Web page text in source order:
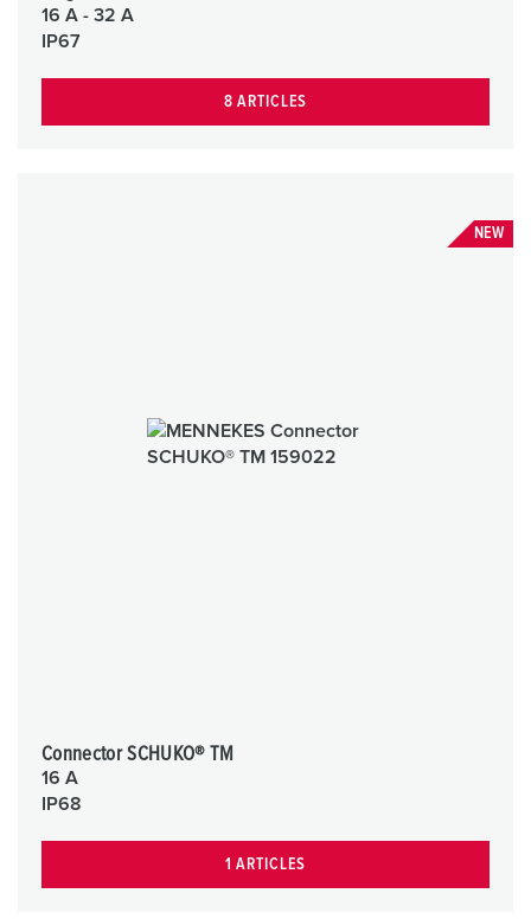
16 A - 32 A
IP67
8 ARTICLES
NEW
Connector SCHUKO® TM
16 A
IP68
1 ARTICLES